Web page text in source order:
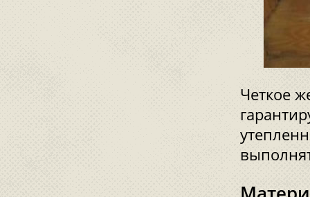
Четкое